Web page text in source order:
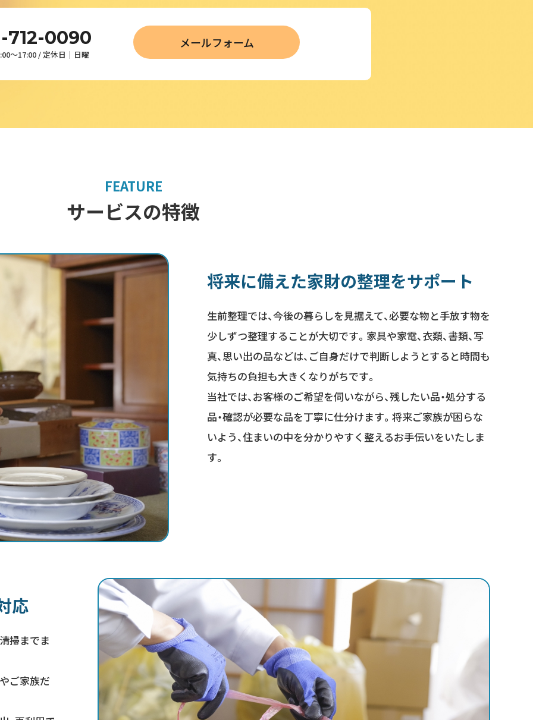
712-0090
～17:00 / 定休日│日曜
メールフォーム
FEATURE
サービスの特徴
将来に備えた家財の整理をサポート
生前整理では、今後の暮らしを見据えて、必要な物と手放す物を
少しずつ整理することが大切です。家具や家電、衣類、書類、写
真、思い出の品などは、ご自身だけで判断しようとすると時間も
気持ちの負担も大きくなりがちです。
当社では、お客様のご希望を伺いながら、残したい品・処分する
品・確認が必要な品を丁寧に仕分けます。将来ご家族が困らな
いよう、住まいの中を分かりやすく整えるお手伝いをいたしま
す。
応
掃までま
ご家族だ